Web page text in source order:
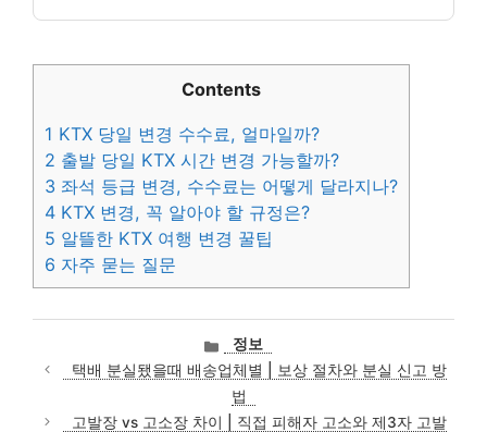
Contents
1 KTX 당일 변경 수수료, 얼마일까?
2 출발 당일 KTX 시간 변경 가능할까?
3 좌석 등급 변경, 수수료는 어떻게 달라지나?
4 KTX 변경, 꼭 알아야 할 규정은?
5 알뜰한 KTX 여행 변경 꿀팁
6 자주 묻는 질문
카
테
고
리
정보
택배 분실됐을때 배송업체별 | 보상 절차와 분실 신고 방
법
고발장 vs 고소장 차이 | 직접 피해자 고소와 제3자 고발